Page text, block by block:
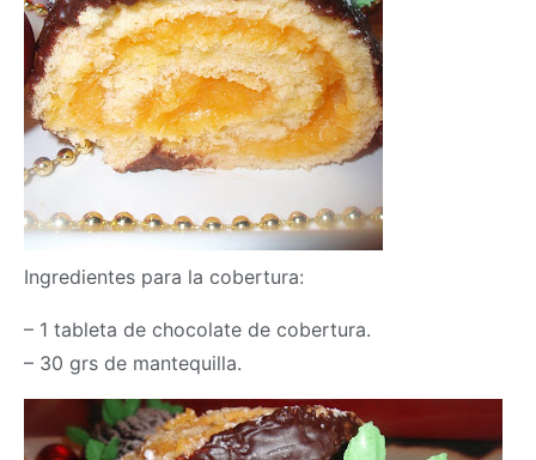
Ingredientes para la cobertura:
– 1 tableta de chocolate de cobertura.
– 30 grs de mantequilla.